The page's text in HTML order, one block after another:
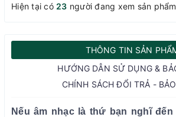
Hiện tại có 23 người đang xem sản
THÔNG TIN SẢN
HƯỚNG DẪN SỬ DỤNG &
CHÍNH SÁCH ĐỔI TRẢ -
Nếu âm nhạc là thứ bạn nghĩ